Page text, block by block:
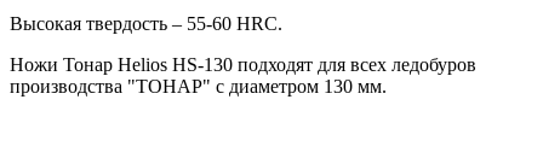
Высокая твердость – 55-60 HRC.
Ножи Тонар Helios HS-130 подходят для всех ледобуров
производства "ТОНАР" с диаметром 130 мм.